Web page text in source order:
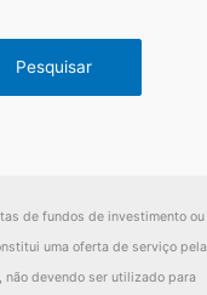
Pesquisar
de fundos de investimento ou
uma oferta de serviço pela
devendo ser utilizado para